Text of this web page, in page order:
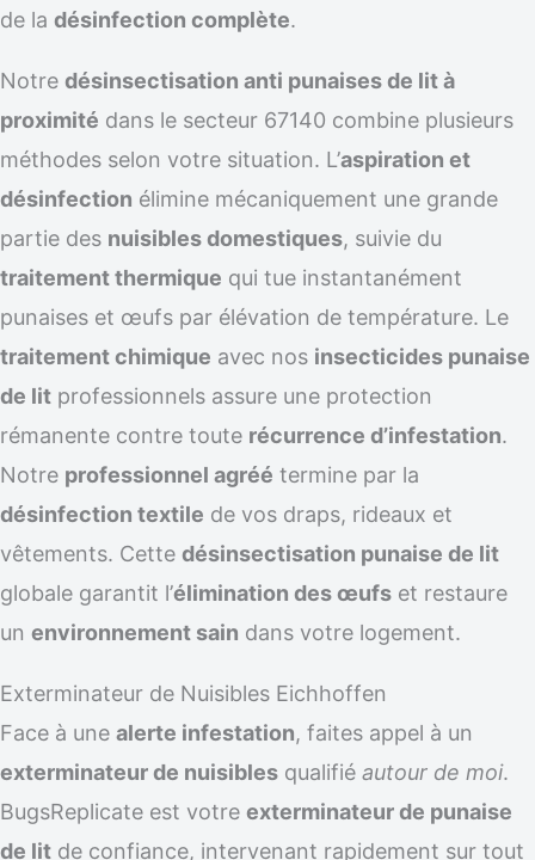
de la désinfection complète.
Notre désinsectisation anti punaises de lit à
proximité dans le secteur 67140 combine plusieurs
méthodes selon votre situation. L’aspiration et
désinfection élimine mécaniquement une grande
partie des nuisibles domestiques, suivie du
traitement thermique qui tue instantanément
punaises et œufs par élévation de température. Le
traitement chimique avec nos insecticides punaise
de lit professionnels assure une protection
rémanente contre toute récurrence d’infestation.
Notre professionnel agréé termine par la
désinfection textile de vos draps, rideaux et
vêtements. Cette désinsectisation punaise de lit
globale garantit l’élimination des œufs et restaure
un environnement sain dans votre logement.
Exterminateur de Nuisibles Eichhoffen
Face à une alerte infestation, faites appel à un
exterminateur de nuisibles qualifié autour de moi.
BugsReplicate est votre exterminateur de punaise
de lit de confiance, intervenant rapidement sur tout